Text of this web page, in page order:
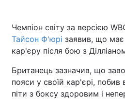
Чемпіон світу за версією
Тайсон Ф'юрі заявив, що
кар'єру після бою з
Британець зазначив, що
пояси у своїй кар'єрі, побив
піти з боксу здоровим і